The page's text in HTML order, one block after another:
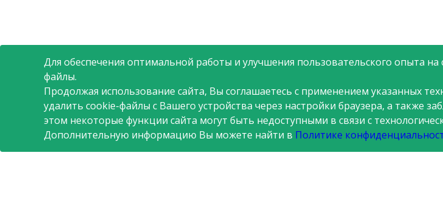
Для обеспечения оптимальной работы и улучшения пользовательского опыта на
файлы.
Продолжая использование сайта, Вы соглашаетесь с применением указанных
удалить cookie-файлы с Вашего устройства через настройки браузера, а также
этом некоторые функции сайта могут быть недоступными в связи с
Дополнительную информацию Вы можете найти в Политике